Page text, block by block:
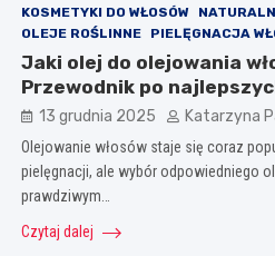
KOSMETYKI DO WŁOSÓW
OLEJE ROŚLINNE
PIELĘGNACJA
Jaki olej do olejowania
Przewodnik po
13 grudnia 2025 Katarzyna
Olejowanie włosów staje się coraz
pielęgnacji, ale wybór odpowiedniego
prawdziwym…
Czytaj dalej